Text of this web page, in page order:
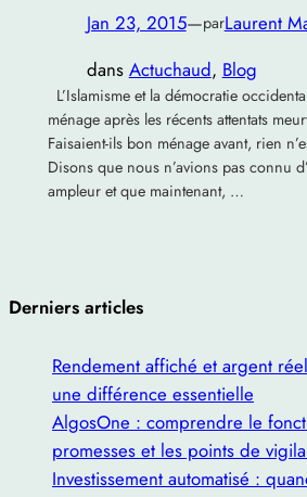
Jan 23, 2015—parLaurent
dans Actuchaud, Blog
L’Islamisme et la démocratie
ménage après les récents attentats
Faisaient-ils bon ménage avant, rien
Disons que nous n’avions pas connu
ampleur et que maintenant, …
Derniers articles
Rendement affiché et argent
une différence essentielle
AlgosOne : comprendre le
promesses et les points de
Investissement automatisé :